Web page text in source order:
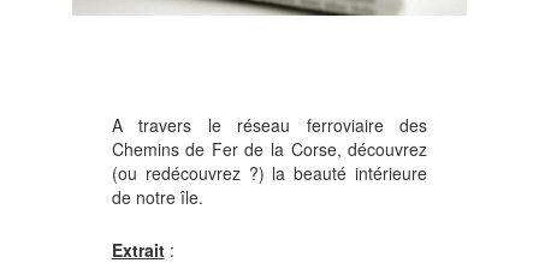
A travers le réseau ferroviaire des
Chemins de Fer de la Corse, découvrez
(ou redécouvrez ?) la beauté intérieure
de notre île.
Extrait :